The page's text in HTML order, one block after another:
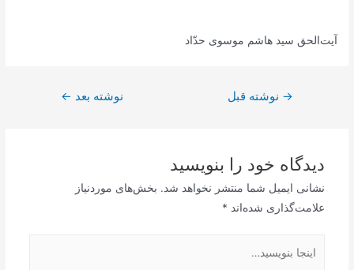
آیت‌الحق سید هاشم موسوی حدّاد
راهبری→ نوشته قبل نوشته بعد ←
دیدگاه‌ خود را بنویسید
نشانی ایمیل شما منتشر نخواهد شد. بخش‌های موردنیاز
علامت‌گذاری شده‌اند *
بنویسید…